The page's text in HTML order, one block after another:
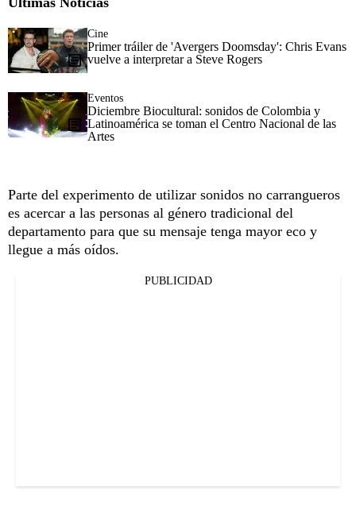
Cine
Primer tráiler de 'Avergers Doomsday': Chris Evans
vuelve a interpretar a Steve Rogers
Eventos
Diciembre Biocultural: sonidos de Colombia y
Latinoamérica se toman el Centro Nacional de las
Artes
Parte del experimento de utilizar sonidos no carrangueros
es acercar a las personas al género tradicional del
departamento para que su mensaje tenga mayor eco y
llegue a más oídos.
PUBLICIDAD